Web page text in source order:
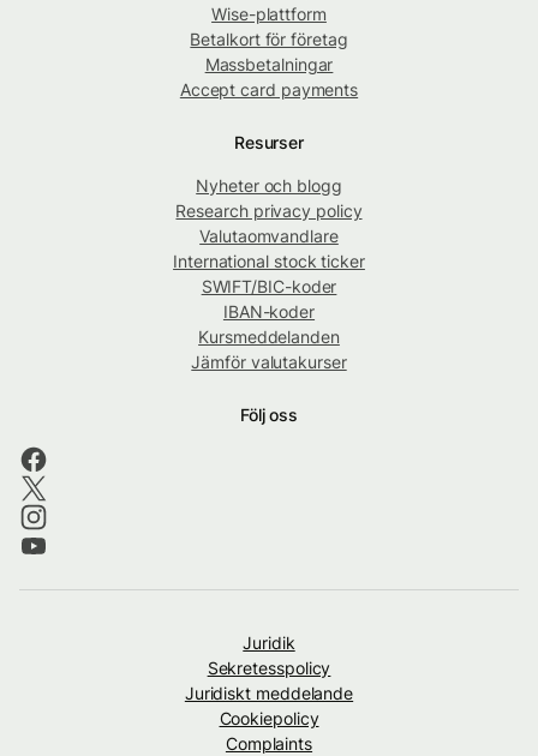
Wise-plattform
Betalkort för företag
Massbetalningar
Accept card payments
Resurser
Nyheter och blogg
Research privacy policy
Valutaomvandlare
International stock ticker
SWIFT/BIC-koder
IBAN-koder
Kursmeddelanden
Jämför valutakurser
Följ oss
Juridik
Sekretesspolicy
Juridiskt meddelande
Cookiepolicy
Complaints